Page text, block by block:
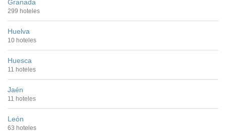
Granada
299 hoteles
Huelva
10 hoteles
Huesca
11 hoteles
Jaén
11 hoteles
León
63 hoteles